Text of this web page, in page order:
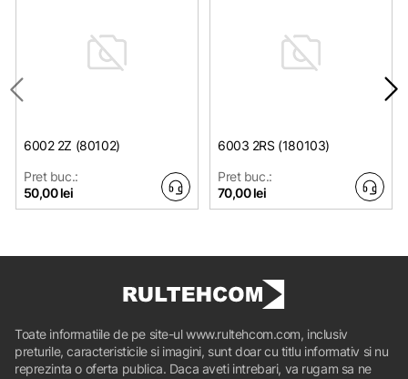
6002 2Z (80102)
Pret buc.:
50,00 lei
6003 2RS (180103)
Pret buc.:
70,00 lei
Toate informatiile de pe site-ul www.rultehcom.com, inclusiv
preturile, caracteristicile si imagini, sunt doar cu titlu informativ si nu
reprezinta o oferta publica. Daca aveti intrebari, va rugam sa ne